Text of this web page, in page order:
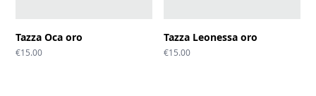
Tazza Oca oro
€15.00
Tazza Leonessa oro
€15.00